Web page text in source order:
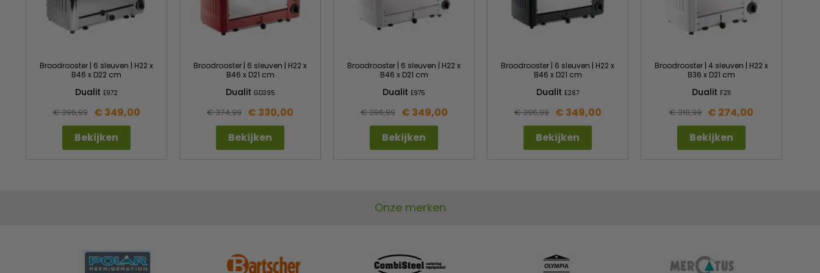
Broodrooster | 6 sleuven | H22 x
B46 x D22 cm
Dualit E972
€ 396,99
€ 349,00
Bekijken
Broodrooster | 6 sleuven | H22 x
B46 x D21 cm
Dualit GD395
€ 374,99 € 330,00
Bekijken
Broodrooster | 6 sleuven | H22 x
B46 x D21 cm
Dualit E975
€ 396,99
€ 349,00
Bekijken
Broodrooster | 6 sleuven | H22 x
B46 x D21 cm
Dualit E267
€ 396,99
€ 349,00
Bekijken
Broodrooster | 4 sleuven | H22 x
B36 x D21 cm
Dualit F211
€ 310,99 € 274,00
Bekijken
Onze merken